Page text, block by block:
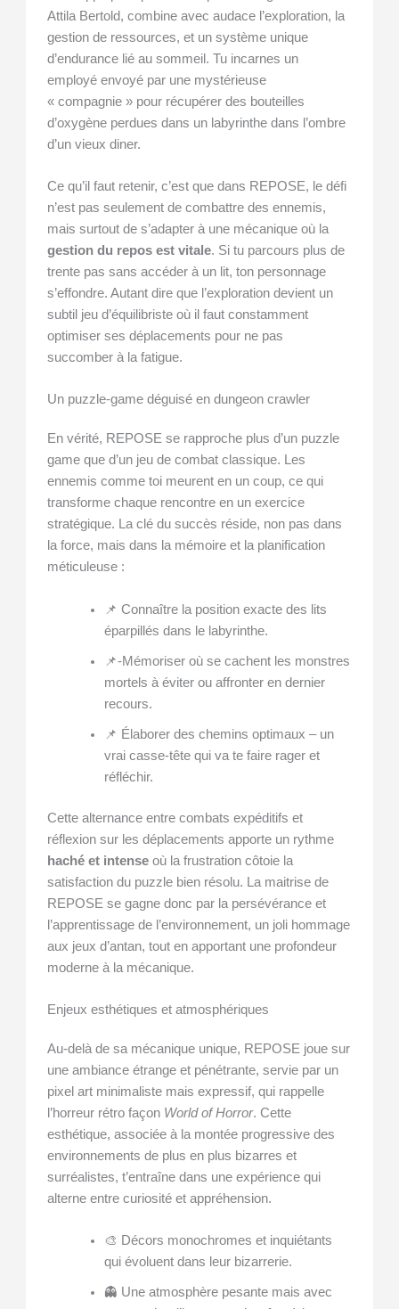
Attila Bertold, combine avec audace l’exploration, la
gestion de ressources, et un système unique
d’endurance lié au sommeil. Tu incarnes un
employé envoyé par une mystérieuse
« compagnie » pour récupérer des bouteilles
d’oxygène perdues dans un labyrinthe dans l’ombre
d’un vieux diner.
Ce qu’il faut retenir, c’est que dans REPOSE, le défi
n’est pas seulement de combattre des ennemis,
mais surtout de s’adapter à une mécanique où la
gestion du repos est vitale. Si tu parcours plus de
trente pas sans accéder à un lit, ton personnage
s’effondre. Autant dire que l’exploration devient un
subtil jeu d’équilibriste où il faut constamment
optimiser ses déplacements pour ne pas
succomber à la fatigue.
Un puzzle-game déguisé en dungeon crawler
En vérité, REPOSE se rapproche plus d’un puzzle
game que d’un jeu de combat classique. Les
ennemis comme toi meurent en un coup, ce qui
transforme chaque rencontre en un exercice
stratégique. La clé du succès réside, non pas dans
la force, mais dans la mémoire et la planification
méticuleuse :
📌 Connaître la position exacte des lits
éparpillés dans le labyrinthe.
📌-Mémoriser où se cachent les monstres
mortels à éviter ou affronter en dernier
recours.
📌 Élaborer des chemins optimaux – un
vrai casse-tête qui va te faire rager et
réfléchir.
Cette alternance entre combats expéditifs et
réflexion sur les déplacements apporte un rythme
haché et intense où la frustration côtoie la
satisfaction du puzzle bien résolu. La maitrise de
REPOSE se gagne donc par la persévérance et
l’apprentissage de l’environnement, un joli hommage
aux jeux d’antan, tout en apportant une profondeur
moderne à la mécanique.
Enjeux esthétiques et atmosphériques
Au-delà de sa mécanique unique, REPOSE joue sur
une ambiance étrange et pénétrante, servie par un
pixel art minimaliste mais expressif, qui rappelle
l’horreur rétro façon World of Horror. Cette
esthétique, associée à la montée progressive des
environnements de plus en plus bizarres et
surréalistes, t’entraîne dans une expérience qui
alterne entre curiosité et appréhension.
🎨 Décors monochromes et inquiétants
qui évoluent dans leur bizarrerie.
👻 Une atmosphère pesante mais avec